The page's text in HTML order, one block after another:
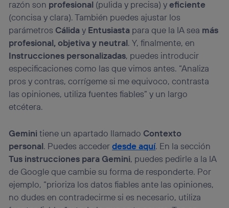
razón son profesional (pulida y precisa) yeficiente
(concisa y clara). También puedes ajustar los
parámetros Cáliday Entusiasta para que la IA sea más
profesional, objetiva y neutral. Y, finalmente, en
Instrucciones personalizadas, puedes introducir
especificaciones como las que vimos antes. “Analiza
pros y contras, corrígeme si me equivoco, contrasta
las opiniones, utiliza fuentes fiables” y un largo
etcétera.
Gemini tiene un apartado llamado Contexto
personal. Puedes accederdesde aquí. En la sección
Tus instrucciones para Gemini, puedes pedirle a la IA
de Google que cambie su forma de responderte. Por
ejemplo, “prioriza los datos fiables ante las opiniones,
no dudes en contradecirme si es necesario, utiliza